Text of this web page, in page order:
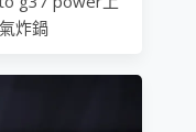
炸鍋